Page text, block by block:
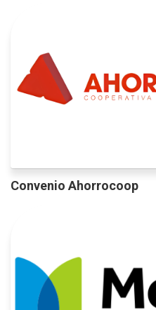
Convenio Ahorrocoop